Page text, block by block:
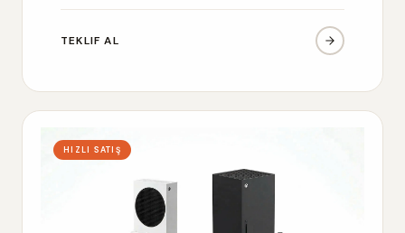
TEKLIF AL
HIZLI SATIŞ